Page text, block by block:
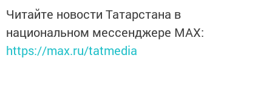
Читайте новости Татарстана в
национальном мессенджере MАХ:
https://max.ru/tatmedia